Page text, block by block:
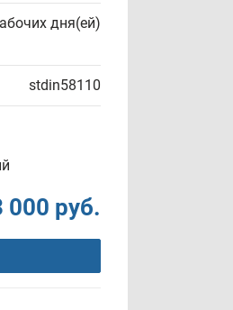
дня(ей)
stdin58110
000 руб.